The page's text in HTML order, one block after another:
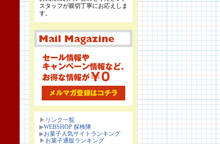
スタッフが親切丁寧にお応えしま
す。
▶ リンク一覧
▶WEBSHOP 探検隊
▶お菓子人気サイトランキング
▶ お菓子通販ランキング